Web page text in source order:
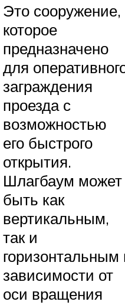
Это сооружение,
которое
предназначено
для
заграждения
проезда с
возможностью
его быстрого
открытия.
Шлагбаум может
быть как
вертикальным,
так и
горизонтальным
зависимости от
оси вращения